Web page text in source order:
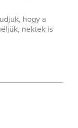
hogy a
nektek is